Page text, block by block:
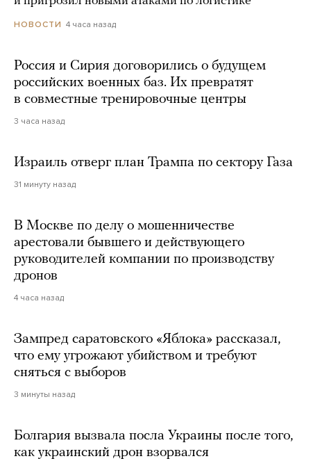
НОВОСТИ 4 часа назад
Россия и Сирия договорились о будущем
российских военных баз. Их превратят
в совместные тренировочные центры
3 часа назад
Израиль отверг план Трампа по сектору Газа
31 минуту назад
В Москве по делу о мошенничестве
арестовали бывшего и действующего
руководителей компании по производству
дронов
4 часа назад
Зампред саратовского «Яблока» рассказал,
что ему угрожают убийством и требуют
сняться с выборов
3 минуты назад
Болгария вызвала посла Украины после того,
как украинский дрон взорвался